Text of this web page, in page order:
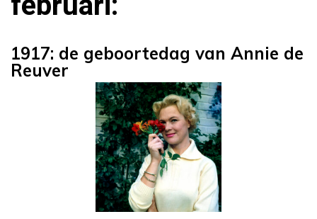
1917: de geboortedag van Annie de
Reuver